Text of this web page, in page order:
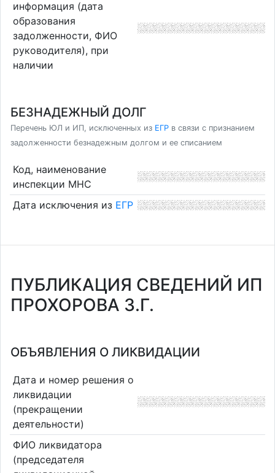
информация (дата
образования
задолженности, ФИО
руководителя), при
наличии
БЕЗНАДЕЖНЫЙ ДОЛГ
Перечень ЮЛ и ИП, исключенных из ЕГР в связи с признанием
задолженности безнадежным долгом и ее списанием
Код, наименование
инспекции МНС
Дата исключения из ЕГР
ПУБЛИКАЦИЯ СВЕДЕНИЙ ИП
ПРОХОРОВА З.Г.
ОБЪЯВЛЕНИЯ О ЛИКВИДАЦИИ
Дата и номер решения о
ликвидации
(прекращении
деятельности)
ФИО ликвидатора
(председателя